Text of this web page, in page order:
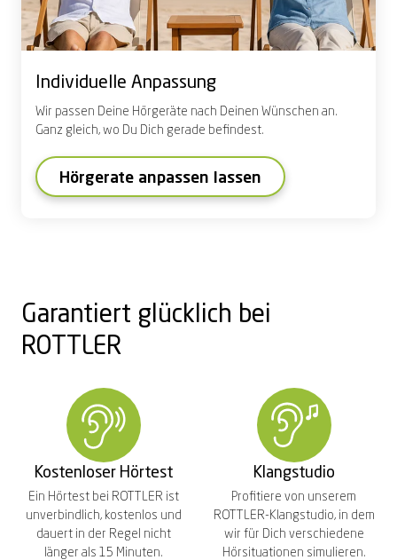
Individuelle Anpassung
Wir passen Deine Hörgeräte nach Deinen Wünschen an.
Ganz gleich, wo Du Dich gerade befindest.
Hörgerate anpassen lassen
Garantiert glücklich bei
ROTTLER
Kostenloser Hörtest
Ein Hörtest bei ROTTLER ist
unverbindlich, kostenlos und
dauert in der Regel nicht
länger als 15 Minuten.
Klangstudio
Profitiere von unserem
ROTTLER-Klangstudio, in dem
wir für Dich verschiedene
Hörsituationen simulieren.